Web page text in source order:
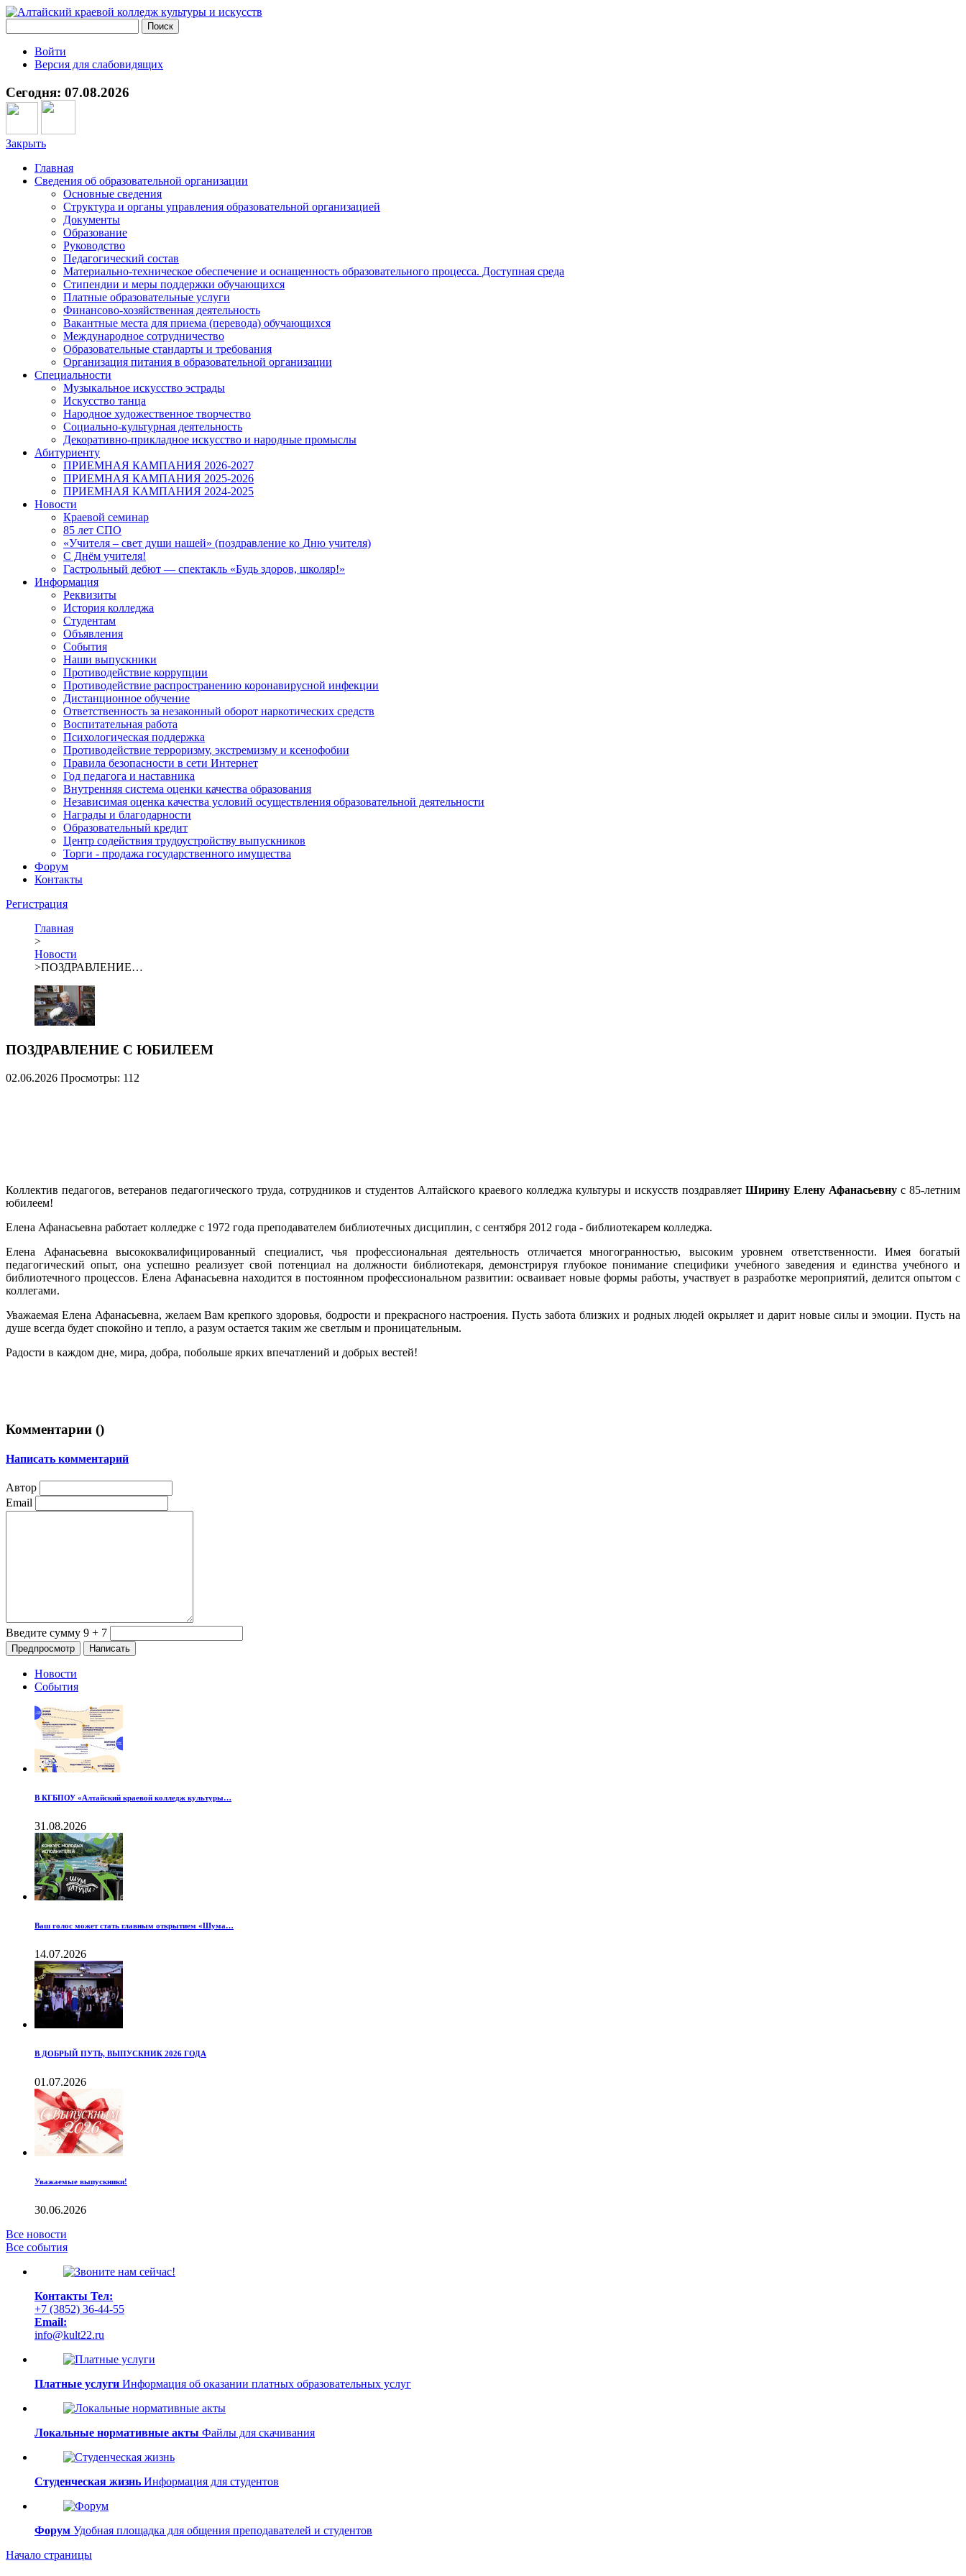
Войти
Версия для слабовидящих
Сегодня: 07.08.2026
Закрыть
Главная
Сведения об образовательной организации
Основные сведения
Структура и органы управления образовательной организацией
Документы
Образование
Руководство
Педагогический состав
Материально-техническое обеспечение и оснащенность образовательного процесса. Доступная среда
Стипендии и меры поддержки обучающихся
Платные образовательные услуги
Финансово-хозяйственная деятельность
Вакантные места для приема (перевода) обучающихся
Международное сотрудничество
Образовательные стандарты и требования
Организация питания в образовательной организации
Специальности
Музыкальное искусство эстрады
Искусство танца
Народное художественное творчество
Социально-культурная деятельность
Декоративно-прикладное искусство и народные промыслы
Абитуриенту
ПРИЕМНАЯ КАМПАНИЯ 2026-2027
ПРИЕМНАЯ КАМПАНИЯ 2025-2026
ПРИЕМНАЯ КАМПАНИЯ 2024-2025
Новости
Краевой семинар
85 лет СПО
«Учителя – свет души нашей» (поздравление ко Дню учителя)
С Днём учителя!
Гастрольный дебют — спектакль «Будь здоров, школяр!»
Информация
Реквизиты
История колледжа
Студентам
Объявления
События
Наши выпускники
Противодействие коррупции
Противодействие распространению коронавирусной инфекции
Дистанционное обучение
Ответственность за незаконный оборот наркотических средств
Воспитательная работа
Психологическая поддержка
Противодействие терроризму, экстремизму и ксенофобии
Правила безопасности в сети Интернет
Год педагога и наставника
Внутренняя система оценки качества образования
Независимая оценка качества условий осуществления образовательной деятельности
Награды и благодарности
Образовательный кредит
Центр содействия трудоустройству выпускников
Торги - продажа государственного имущества
Форум
Контакты
Регистрация
Главная
>
Новости
>ПОЗДРАВЛЕНИЕ…
ПОЗДРАВЛЕНИЕ С ЮБИЛЕЕМ
02.06.2026 Просмотры: 112
Коллектив педагогов, ветеранов педагогического труда, сотрудников и студентов Алтайского краевого колледжа культуры и искусств поздравляет Ширину Елену Афанасьевну с 85-летним
юбилеем!
Елена Афанасьевна работает колледже с 1972 года преподавателем библиотечных дисциплин, с сентября 2012 года - библиотекарем колледжа.
Елена Афанасьевна высококвалифицированный специалист, чья профессиональная деятельность отличается многогранностью, высоким уровнем ответственности. Имея богатый
педагогический опыт, она успешно реализует свой потенциал на должности библиотекаря, демонстрируя глубокое понимание специфики учебного заведения и единства учебного и
библиотечного процессов. Елена Афанасьевна находится в постоянном профессиональном развитии: осваивает новые формы работы, участвует в разработке мероприятий, делится опытом с
коллегами.
Уважаемая Елена Афанасьевна, желаем Вам крепкого здоровья, бодрости и прекрасного настроения. Пусть забота близких и родных людей окрыляет и дарит новые силы и эмоции. Пусть на
душе всегда будет спокойно и тепло, а разум остается таким же светлым и проницательным.
Радости в каждом дне, мира, добра, побольше ярких впечатлений и добрых вестей!
Комментарии ()
Написать комментарий
Автор
Email
Введите сумму 9 + 7
Новости
События
В КГБПОУ «Алтайский краевой колледж культуры…
31.08.2026
Ваш голос может стать главным открытием «Шума…
14.07.2026
В ДОБРЫЙ ПУТЬ, ВЫПУСКНИК 2026 ГОДА
01.07.2026
Уважаемые выпускники!
30.06.2026
Все новости
Все события
Контакты Тел:
+7 (3852) 36-44-55
Email:
info@kult22.ru
Платные услуги Информация об оказании платных образовательных услуг
Локальные нормативные акты Файлы для скачивания
Студенческая жизнь Информация для студентов
Форум Удобная площадка для общения преподавателей и студентов
Начало страницы